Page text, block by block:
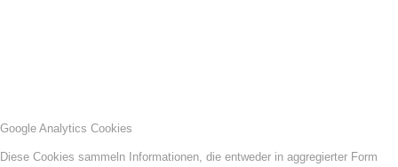
Google Analytics Cookies
Diese Cookies sammeln Informationen, die entweder in aggregierter Form